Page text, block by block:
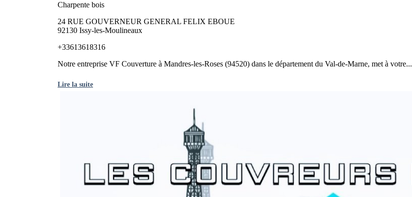
Charpente bois
24 RUE GOUVERNEUR GENERAL FELIX EBOUE
92130 Issy-les-Moulineaux
+33613618316
Notre entreprise VF Couverture à Mandres-les-Roses (94520) dans le département du Val-de-Marne, met à votre...
Lire la suite